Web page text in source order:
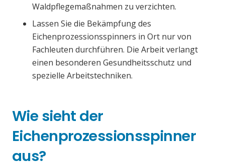
Waldpflegemaßnahmen zu verzichten.
Lassen Sie die Bekämpfung des
Eichenprozessionsspinners in Ort nur von
Fachleuten durchführen. Die Arbeit verlangt
einen besonderen Gesundheitsschutz und
spezielle Arbeitstechniken.
Wie sieht der
Eichenprozessionsspinner
aus?